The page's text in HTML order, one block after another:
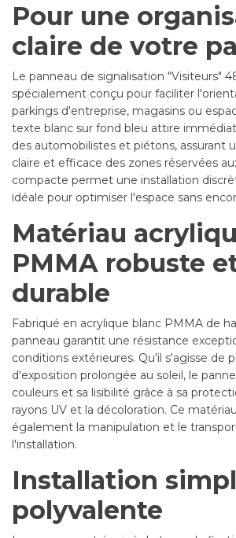
Pour une
claire de votre
Le panneau de signalisation "Visiteurs"
spécialement conçu pour faciliter
parkings d'entreprise, magasins ou
texte blanc sur fond bleu attire
des automobilistes et piétons, assurant
claire et efficace des zones réservées
compacte permet une installation
idéale pour optimiser l'espace sans
Matériau
PMMA robuste
durable
Fabriqué en acrylique blanc PMMA de
panneau garantit une résistance
conditions extérieures. Qu'il s'agisse de
d'exposition prolongée au soleil, le
couleurs et sa lisibilité grâce à sa
rayons UV et la décoloration. Ce
également la manipulation et le
l'installation.
Installation
polyvalente